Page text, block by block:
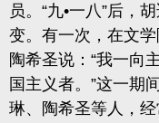
员。“九•一八”后，
变。有一次，在文
陶希圣说：“我一向
国主义者。”这一期
琳、陶希圣等人，